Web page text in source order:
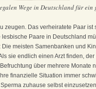
Wege in Deutschland für ein
zeugen. Das verheiratete Paar
Paare in Deutschland
meisten Samenbanken und
sie endlich einen Arzt finden,
über mehrere Monate
finanzielle Situation immer
zuhause selbst